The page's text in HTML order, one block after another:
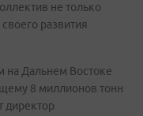
не только
развития
на Дальнем Востоке
8 миллионов тонн
директор